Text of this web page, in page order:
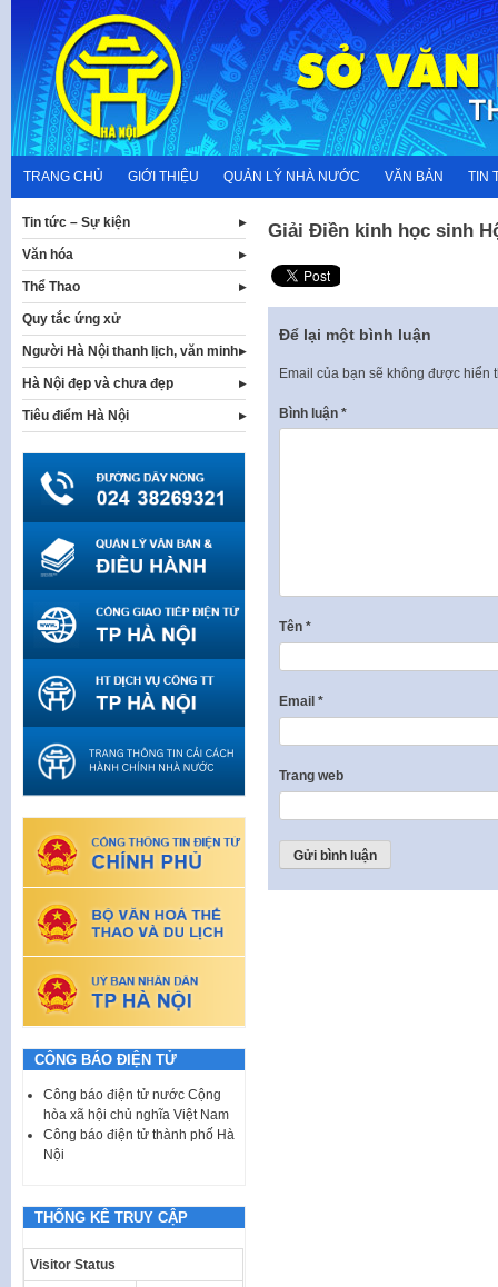
content
TRANG CHỦ GIỚI THIỆU QUẢN LÝ NHÀ NƯỚC VĂN BẢN TIN
Giải Điền kinh học sinh
Để lại một bình luận
Email của bạn sẽ không được hiển
Bình luận *
Tên *
Email *
Trang web
Tin tức – Sự kiện
Văn hóa
Thể Thao
Quy tắc ứng xử
Người Hà Nội thanh lịch, văn minh
Hà Nội đẹp và chưa đẹp
Tiêu điểm Hà Nội
CÔNG BÁO ĐIỆN TỬ
Công báo điện tử nước Cộng
hòa xã hội chủ nghĩa Việt Nam
Công báo điện tử thành phố Hà
Nội
THỐNG KÊ TRUY CẬP
Visitor Status